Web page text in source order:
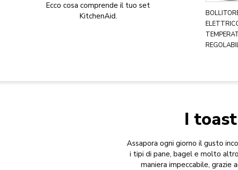
Ecco cosa comprende il tuo set
KitchenAid.
I
Assapora ogni giorno il gusto
i tipi di pane, bagel e molto
maniera impeccabile, grazie